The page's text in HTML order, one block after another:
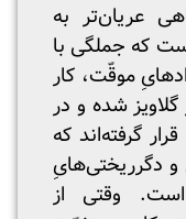
عریان‌تر به
که جملگی با
موقّت، کار
شده‌ و در
گرفته‌اند که
و دگرریختی‌هایِ
است. وقتی از